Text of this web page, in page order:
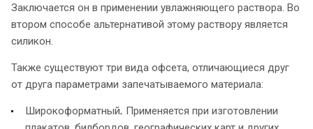
Заключается он в применении увлажняющего раствора. Во
втором способе альтернативой этому раствору является
силикон.
Также существуют три вида офсета, отличающиеся друг
от друга параметрами запечатываемого материала:
Широкоформатный. Применяется при изготовлении